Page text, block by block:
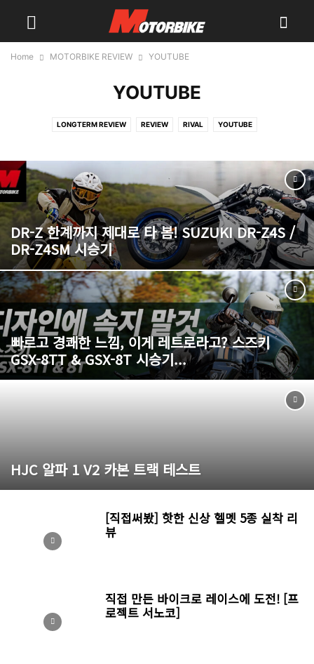
Home MOTORBIKE REVIEW YOUTUBE
YOUTUBE
LONGTERM REVIEW REVIEW RIVAL YOUTUBE
DR-Z 한계까지 제대로 타 봄! SUZUKI DR-Z4S /
DR-Z4SM 시승기
빠르고 경쾌한 느낌, 이게 레트로라고? 스즈키
GSX-8TT & GSX-8T 시승기...
HJC 알파 1 V2 카본 트랙 테스트
[직접써봤] 핫한 신상 헬멧 5종 실착 리
뷰
직접 만든 바이크로 레이스에 도전! [프
로젝트 서노코]